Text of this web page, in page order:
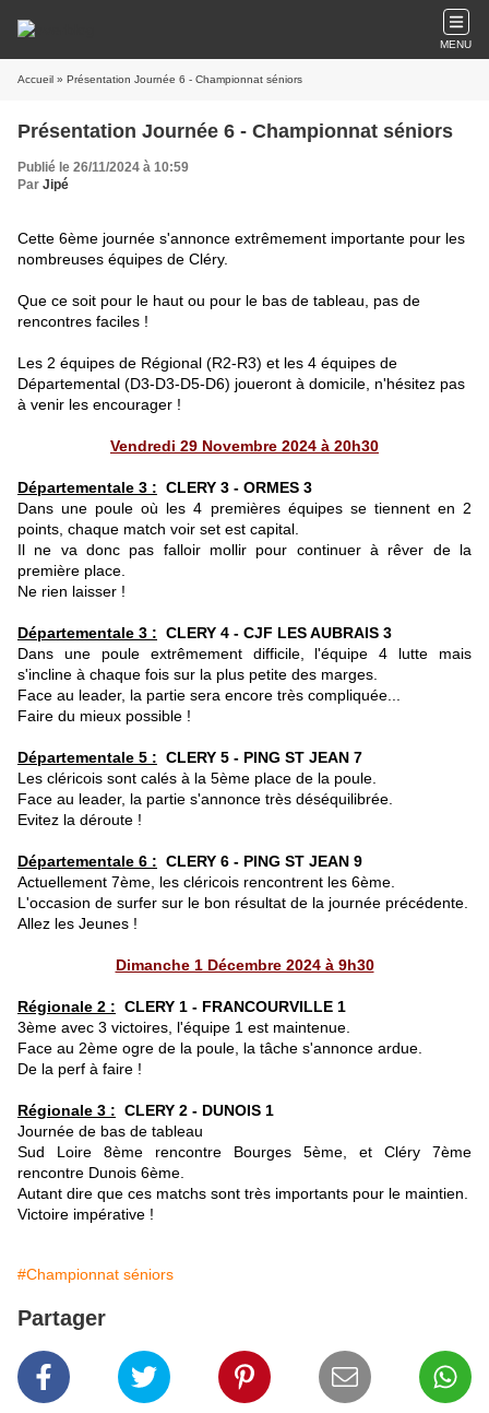
MENU
Accueil » Présentation Journée 6 - Championnat séniors
Présentation Journée 6 - Championnat séniors
Publié le 26/11/2024 à 10:59
Par Jipé
Cette 6ème journée s'annonce extrêmement importante pour les
nombreuses équipes de Cléry.
Que ce soit pour le haut ou pour le bas de tableau, pas de
rencontres faciles !
Les 2 équipes de Régional (R2-R3) et les 4 équipes de
Départemental (D3-D3-D5-D6) joueront à domicile, n'hésitez pas
à venir les encourager !
Vendredi 29 Novembre 2024 à 20h30
Départementale 3 : CLERY 3 - ORMES 3
Dans une poule où les 4 premières équipes se tiennent en 2
points, chaque match voir set est capital.
Il ne va donc pas falloir mollir pour continuer à rêver de la
première place.
Ne rien laisser !
Départementale 3 : CLERY 4 - CJF LES AUBRAIS 3
Dans une poule extrêmement difficile, l'équipe 4 lutte mais
s'incline à chaque fois sur la plus petite des marges.
Face au leader, la partie sera encore très compliquée...
Faire du mieux possible !
Départementale 5 : CLERY 5 - PING ST JEAN 7
Les cléricois sont calés à la 5ème place de la poule.
Face au leader, la partie s'annonce très déséquilibrée.
Evitez la déroute !
Départementale 6 : CLERY 6 - PING ST JEAN 9
Actuellement 7ème, les cléricois rencontrent les 6ème.
L'occasion de surfer sur le bon résultat de la journée précédente.
Allez les Jeunes !
Dimanche 1 Décembre 2024 à 9h30
Régionale 2 : CLERY 1 - FRANCOURVILLE 1
3ème avec 3 victoires, l'équipe 1 est maintenue.
Face au 2ème ogre de la poule, la tâche s'annonce ardue.
De la perf à faire !
Régionale 3 : CLERY 2 - DUNOIS 1
Journée de bas de tableau
Sud Loire 8ème rencontre Bourges 5ème, et Cléry 7ème
rencontre Dunois 6ème.
Autant dire que ces matchs sont très importants pour le maintien.
Victoire impérative !
#Championnat séniors
Partager